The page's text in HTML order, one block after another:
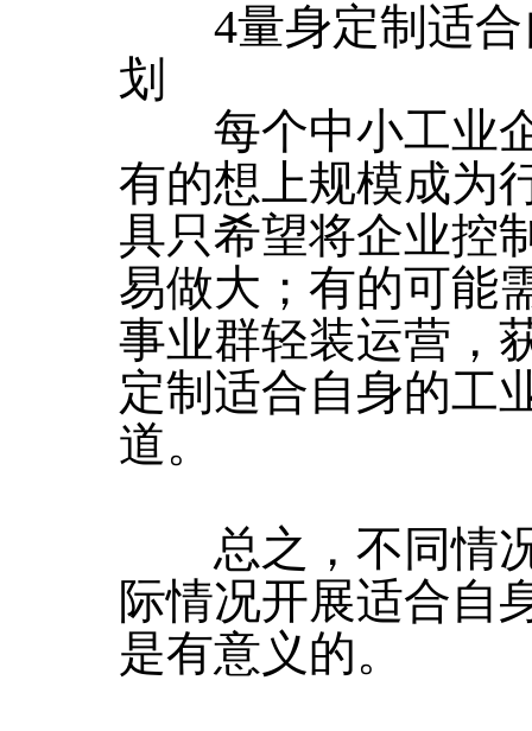
4量身定制适合
划
每个中小工业企
有的想上规模成为
具只希望将企业控
易做大；有的可能
事业群轻装运营，
定制适合自身的工
道。
总之，不同情况
际情况开展适合自
是有意义的。